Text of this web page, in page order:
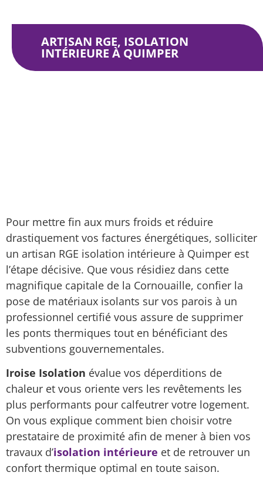
ARTISAN RGE, ISOLATION
INTÉRIEURE À QUIMPER
Pour mettre fin aux murs froids et réduire
drastiquement vos factures énergétiques, solliciter
un artisan RGE isolation intérieure à Quimper est
l’étape décisive. Que vous résidiez dans cette
magnifique capitale de la Cornouaille, confier la
pose de matériaux isolants sur vos parois à un
professionnel certifié vous assure de supprimer
les ponts thermiques tout en bénéficiant des
subventions gouvernementales.
Iroise Isolation évalue vos déperditions de
chaleur et vous oriente vers les revêtements les
plus performants pour calfeutrer votre logement.
On vous explique comment bien choisir votre
prestataire de proximité afin de mener à bien vos
travaux d’isolation intérieure et de retrouver un
confort thermique optimal en toute saison.